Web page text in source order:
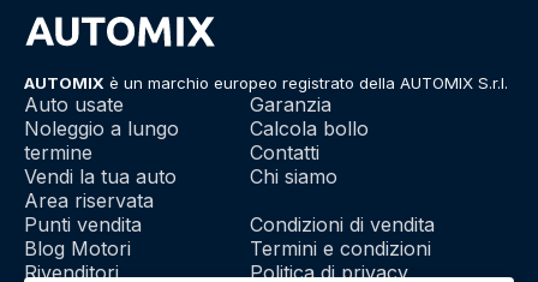
AUTOMIX è un marchio europeo registrato della AUTOMIX S.r.l.
Auto usate
Noleggio a lungo
termine
Vendi la tua auto
Area riservata
Garanzia
Calcola bollo
Contatti
Chi siamo
Punti vendita
Blog Motori
Rivenditori
Condizioni di vendita
Termini e condizioni
Politica di privacy